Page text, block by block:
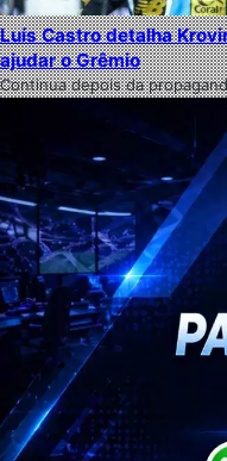
Luís Castro detalha
ajudar o Grêmio
Continua depois da